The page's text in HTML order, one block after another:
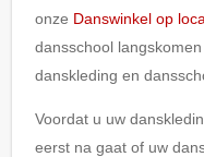
onze Danswinkel op
dansschool
danskleding en
Voordat u uw
eerst na gaat of uw